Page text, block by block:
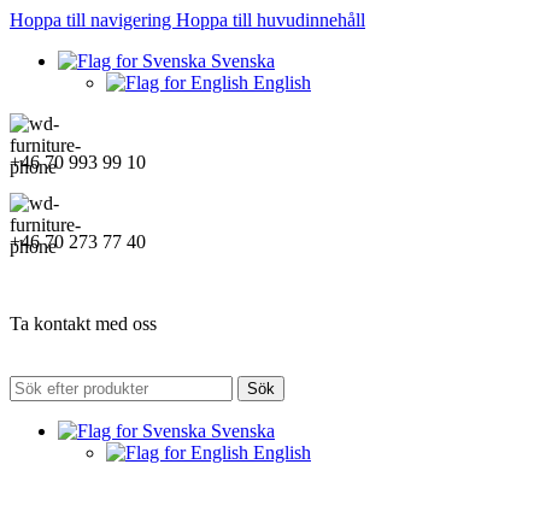
Hoppa till navigering Hoppa till huvudinnehåll
Svenska
English
+46 70 993 99 10
+46 70 273 77 40
Ta kontakt med oss
Sök
Svenska
English